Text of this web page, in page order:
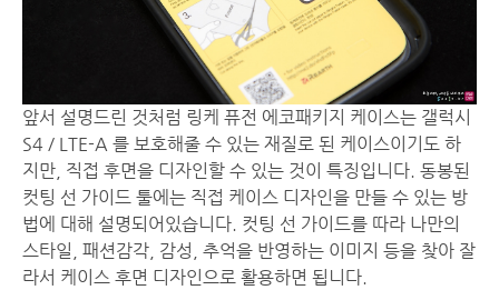
앞서 설명드린 것처럼 링케 퓨전 에코패키지 케이스는 갤럭시
S4 / LTE-A 를 보호해줄 수 있는 재질로 된 케이스이기도 하
지만, 직접 후면을 디자인할 수 있는 것이 특징입니다. 동봉된
컷팅 선 가이드 툴에는 직접 케이스 디자인을 만들 수 있는 방
법에 대해 설명되어있습니다. 컷팅 선 가이드를 따라 나만의
스타일, 패션감각, 감성, 추억을 반영하는 이미지 등을 찾아 잘
라서 케이스 후면 디자인으로 활용하면 됩니다.